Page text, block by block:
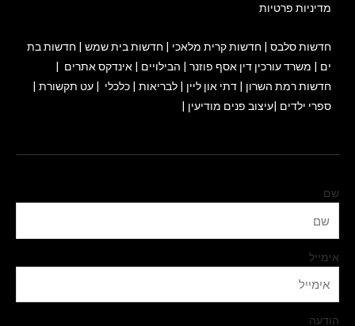
מדיניות פרטיות
חדשות סלבס | חדשות קרית מלאכי | חדשות בית שמש | חדשות בת
ים | משרד עורכין דין אסף פוזנר | הבילויים | אינדקס אתרים |
חדשות רמת השרון | דתי און ליין | לבריאות | כלכלי | עט תקשורת |
ספרי ילדים |עיצוב פנים מודיעין |
שם
אימייל
הודעה